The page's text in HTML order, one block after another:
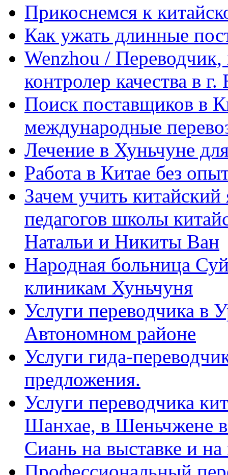
Прикоснемся к
Как ужать длинные
Wenzhou / Переводчик,
контролер качества в
Поиск поставщиков в
международные
Лечение в Хуньчуне
Работа в Китае без
Зачем учить
педагогов школы
Натальи и Никиты Ван
Народная больница
клиникам Хуньчуня
Услуги переводчика в
Автономном районе
Услуги гида-
предложения.
Услуги переводчика
Шанхае, в Шеньчжене
Сиань на выставке и